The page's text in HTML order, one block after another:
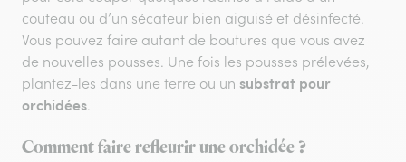
couteau ou d’un sécateur bien aiguisé et désinfecté.
Vous pouvez faire autant de boutures que vous avez
de nouvelles pousses. Une fois les pousses prélevées,
plantez-les dans une terre ou un substrat pour
orchidées.
Comment faire refleurir une orchidée ?